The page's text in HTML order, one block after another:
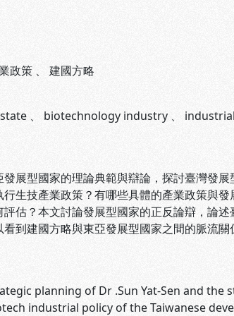
政策 、 建國方略
、 biotechnology industry 、
型國家的理論典範與辯論，探討臺灣發展
生技產業政策？有哪些具體的產業政策與
估？本文討論發展型國家的正反論辯，論
到建國方略與東亞發展型國家之間的脈流
planning of Dr .Sun Yat-Sen and the
industrial policy of the Taiwanese